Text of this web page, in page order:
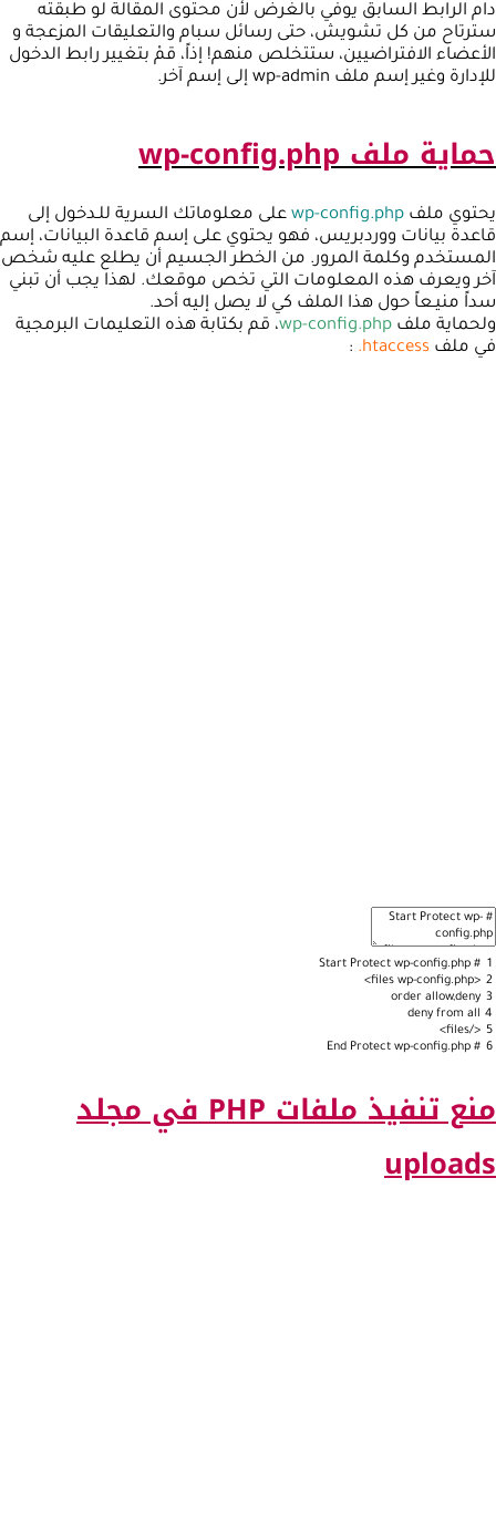
دام الرابط السابق يوفي بالغرض لأن محتوى المقالة لو طبقته
سترتاح من كل تشويش، حتى رسائل سبام والتعليقات المزعجة و
الأعضاء الافتراضيين، ستتخلص منهم! إذاً، قمْ بتغيير رابط الدخول
للإدارة وغير إسم ملف wp-admin إلى إسم آخر.
حماية ملف wp-config.php
يحتوي ملف wp-config.php على معلوماتك السرية للـدخول إلى
قاعدة بيانات ووردبريس، فهو يحتوي على إسم قاعدة البيانات، إسم
المستخدم وكلمة المرور. من الخطر الجسيم أن يطلع عليه شخص
آخر ويعرف هذه المعلومات التي تخص موقعك. لهذا يجب أن تبني
سداً منيـعاً حول هذا الملف كي لا يصل إليه أحد.
ولحماية ملف wp-config.php، قم بكتابة هذه التعليمات البرمجية
في ملف htaccess.
:
1
2
3
4
5
6
#
Start Protect wp-config.php
<files
wp-config.php>
order allow,deny
deny from all
</files>
#
End Protect wp-config.php
منع تنفيذ ملفات PHP في مجلد
uploads